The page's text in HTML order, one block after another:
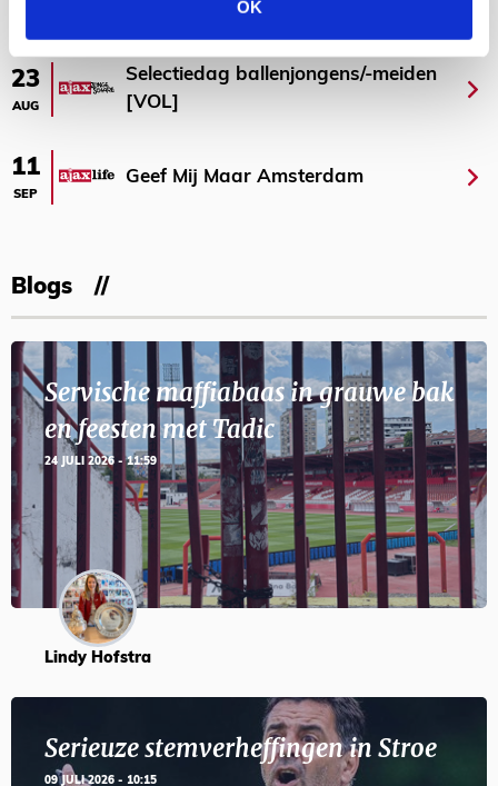
OK
23
AUG
Selectiedag ballenjongens/-meiden
[VOL]
11
SEP
Geef Mij Maar Amsterdam
Blogs
Servische maffiabaas in grauwe bak
en feesten met Tadic
24 JULI 2026 - 11:59
Lindy Hofstra
Serieuze stemverheffingen in Stroe
09 JULI 2026 - 10:15